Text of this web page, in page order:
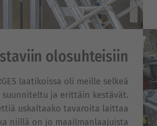
olosuhteisiin
laatikoissa oli meille selkeä
ja erittäin kestävät.
uskaltaako tavaroita laittaa
niillä on jo maailmanlaajuista